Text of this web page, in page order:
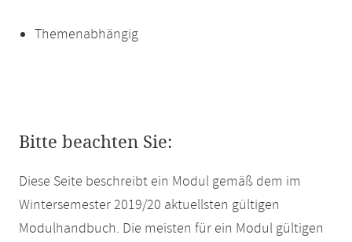
Themenabhängig
Bitte beachten Sie:
Diese Seite beschreibt ein Modul gemäß dem im
Wintersemester 2019/20 aktuellsten gültigen
Modulhandbuch. Die meisten für ein Modul gültigen